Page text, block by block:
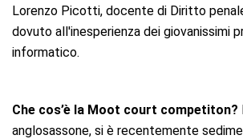
Lorenzo Picotti, docente di Diritto
dovuto all'inesperienza dei giovanissimi
informatico.
Che cos’è la Moot court competiton?
anglosassone, si è recentemente